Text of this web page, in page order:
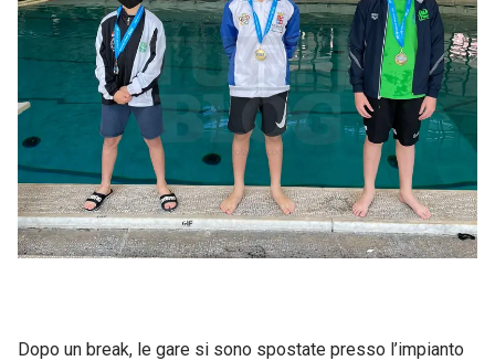
Dopo un break, le gare si sono spostate presso l’impianto